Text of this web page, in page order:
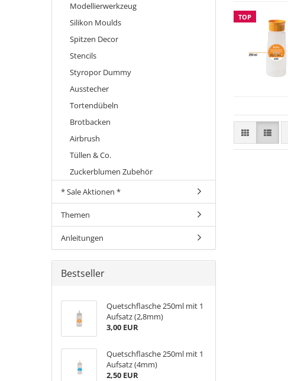
TOP
Modellierwerkzeug
Silikon Moulds
Spitzen Decor
Stencils
Styropor Dummy
Ausstecher
Tortendübeln
Brotbacken
Airbrush
Tüllen & Co.
Zuckerblumen Zubehör
* Sale Aktionen *
Themen
Anleitungen
Bestseller
Quetschflasche 250ml mit 1
Aufsatz (2,8mm)
3,00 EUR
Quetschflasche 250ml mit 1
Aufsatz (4mm)
2,50 EUR